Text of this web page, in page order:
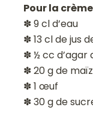
Pour la
✽ 9 cl d’eau
✽ 13 cl de jus
✽ ½ cc d’agar
✽ 20 g de
✽ 1 œuf
✽ 30 g de